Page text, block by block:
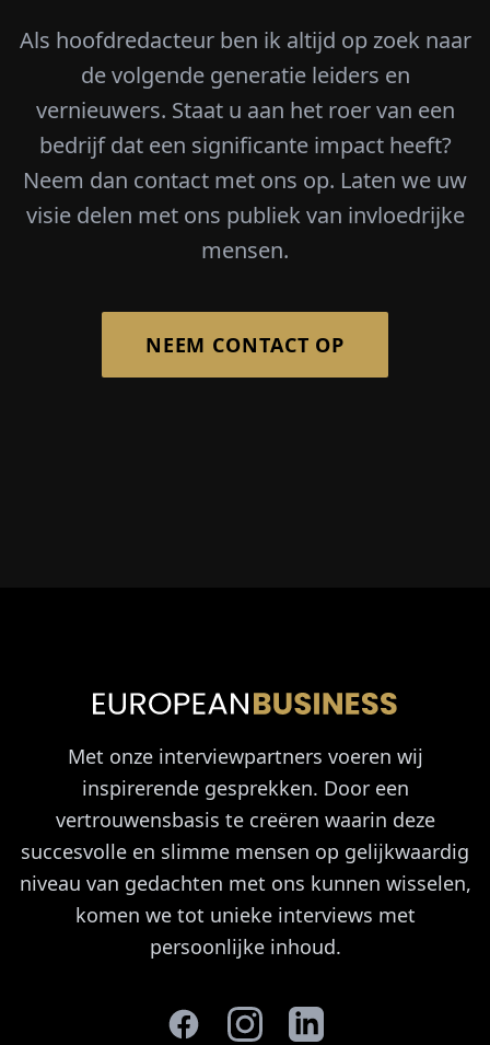
Als hoofdredacteur ben ik altijd op zoek naar
de volgende generatie leiders en
vernieuwers. Staat u aan het roer van een
bedrijf dat een significante impact heeft?
Neem dan contact met ons op. Laten we uw
visie delen met ons publiek van invloedrijke
mensen.
NEEM CONTACT OP
Met onze interviewpartners voeren wij
inspirerende gesprekken. Door een
vertrouwensbasis te creëren waarin deze
succesvolle en slimme mensen op gelijkwaardig
niveau van gedachten met ons kunnen wisselen,
komen we tot unieke interviews met
persoonlijke inhoud.